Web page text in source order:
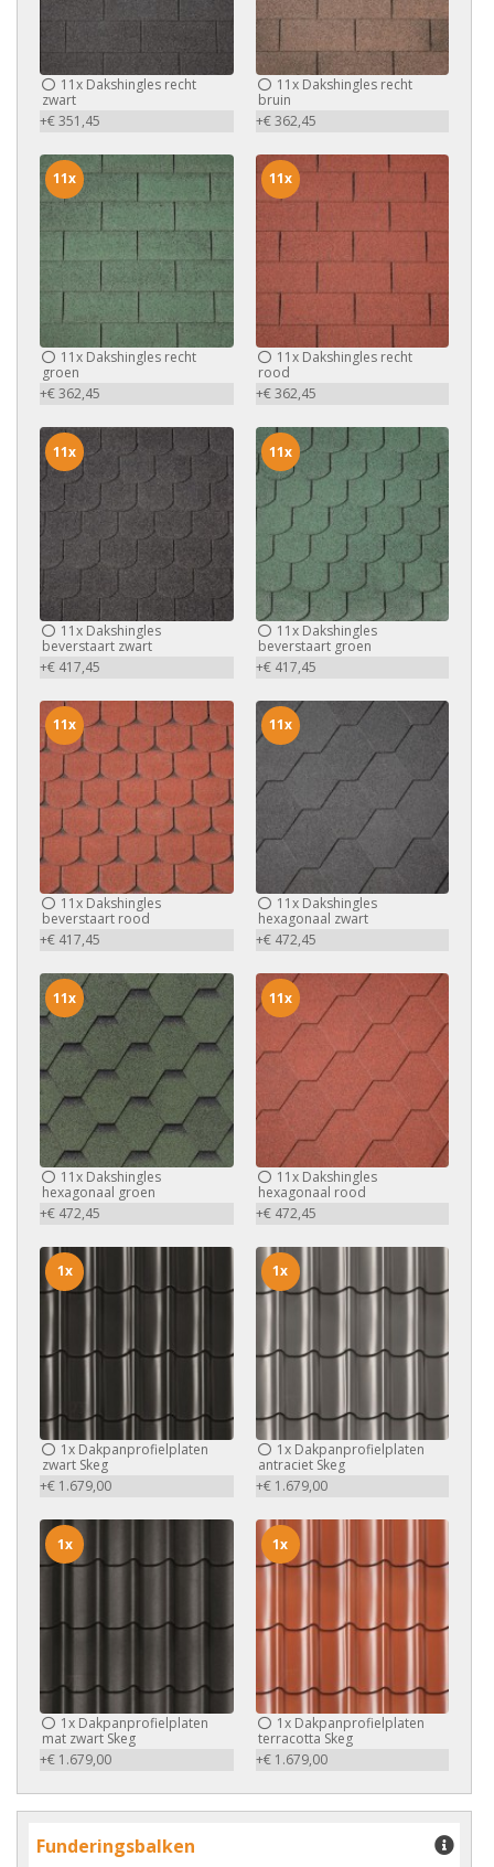
11x Dakshingles recht
zwart
+€ 351,45
11xDakshingles recht
bruin
+€ 362,45
11x Dakshingles recht
groen
+€ 362,45
11x
11xDakshingles recht
rood
+€ 362,45
11x
11x Dakshingles
beverstaart zwart
+€ 417,45
11x
11xDakshingles
beverstaart groen
+€ 417,45
11x
11x Dakshingles
beverstaart rood
+€ 417,45
11x
11xDakshingles
hexagonaal zwart
+€ 472,45
11x
11x Dakshingles
hexagonaal groen
+€ 472,45
11x
11xDakshingles
hexagonaal rood
+€ 472,45
11x
1x Dakpanprofielplaten
zwart Skeg
+€ 1.679,00
1x
1xDakpanprofielplaten
antraciet Skeg
+€ 1.679,00
1x
1x Dakpanprofielplaten
mat zwart Skeg
+€ 1.679,00
1x
1xDakpanprofielplaten
terracotta Skeg
+€ 1.679,00
1x
Funderingsbalken